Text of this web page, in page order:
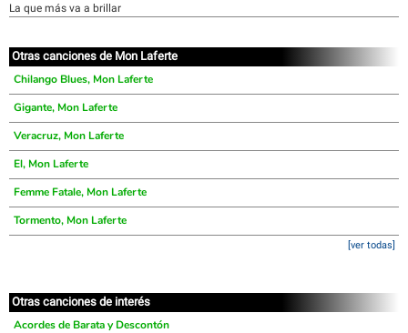
La que más va a brillar
Otras canciones de Mon Laferte
Chilango Blues, Mon Laferte
Gigante, Mon Laferte
Veracruz, Mon Laferte
El, Mon Laferte
Femme Fatale, Mon Laferte
Tormento, Mon Laferte
[ver todas]
Otras canciones de interés
Acordes de Barata y Descontón